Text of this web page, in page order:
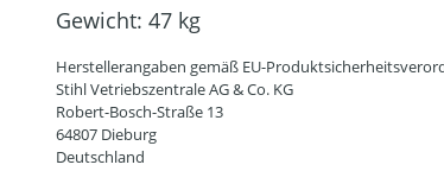
Gewicht: 47 kg
Herstellerangaben gemäß EU-
Stihl Vetriebszentrale AG & Co. KG
Robert-Bosch-Straße 13
64807 Dieburg
Deutschland